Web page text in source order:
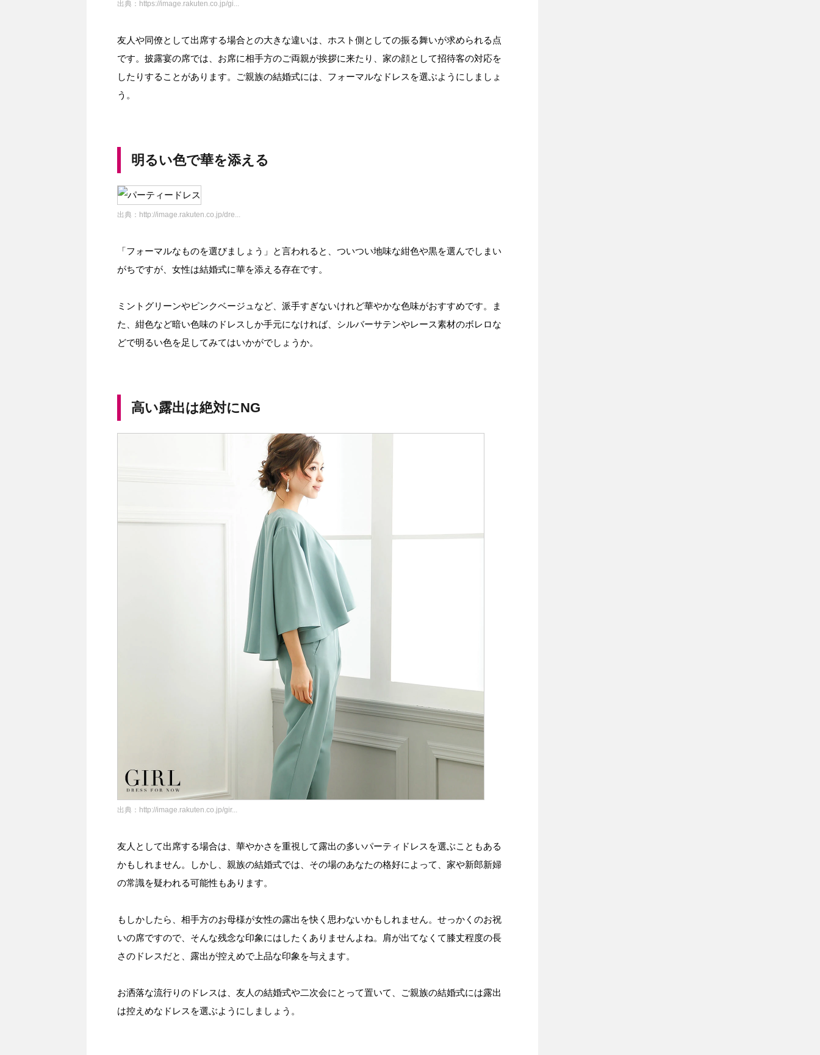
出典： https://image.rakuten.co.jp/gi...
友人や同僚として出席する場合との大きな違いは、ホスト側としての振る舞いが求められる点
です。披露宴の席では、お席に相手方のご両親が挨拶に来たり、家の顔として招待客の対応を
したりすることがあります。ご親族の結婚式には、フォーマルなドレスを選ぶようにしましょ
う。
明るい色で華を添える
出典： http://image.rakuten.co.jp/dre...
「フォーマルなものを選びましょう」と言われると、ついつい地味な紺色や黒を選んでしまい
がちですが、女性は結婚式に華を添える存在です。
ミントグリーンやピンクベージュなど、派手すぎないけれど華やかな色味がおすすめです。ま
た、紺色など暗い色味のドレスしか手元になければ、シルバーサテンやレース素材のボレロな
どで明るい色を足してみてはいかがでしょうか。
高い露出は絶対にNG
出典： http://image.rakuten.co.jp/gir...
友人として出席する場合は、華やかさを重視して露出の多いパーティドレスを選ぶこともある
かもしれません。しかし、親族の結婚式では、その場のあなたの格好によって、家や新郎新婦
の常識を疑われる可能性もあります。
もしかしたら、相手方のお母様が女性の露出を快く思わないかもしれません。せっかくのお祝
いの席ですので、そんな残念な印象にはしたくありませんよね。肩が出てなくて膝丈程度の長
さのドレスだと、露出が控えめで上品な印象を与えます。
お洒落な流行りのドレスは、友人の結婚式や二次会にとって置いて、ご親族の結婚式には露出
は控えめなドレスを選ぶようにしましょう。